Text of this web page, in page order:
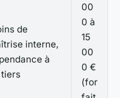
de
interne,
à
tiers
00
0 à
15
00
0 €
(for